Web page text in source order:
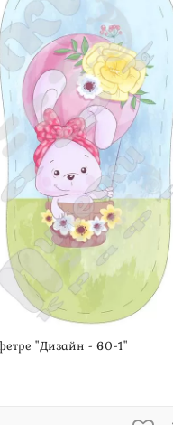
"Дизайн - 60-1"